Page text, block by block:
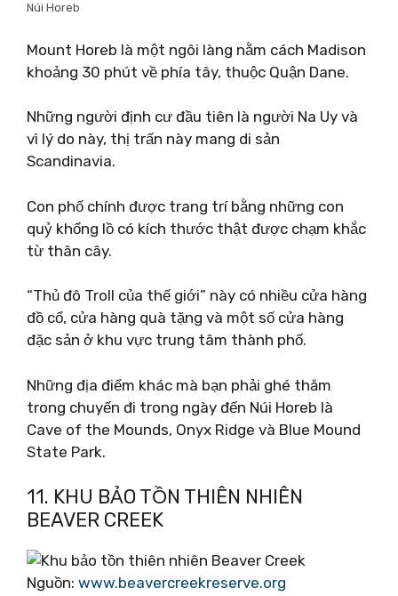
Núi Horeb
Mount Horeb là một ngôi làng nằm cách Madison
khoảng 30 phút về phía tây, thuộc Quận Dane.
Những người định cư đầu tiên là người Na Uy và
vì lý do này, thị trấn này mang di sản
Scandinavia.
Con phố chính được trang trí bằng những con
quỷ khổng lồ có kích thước thật được chạm khắc
từ thân cây.
“Thủ đô Troll của thế giới” này có nhiều cửa hàng
đồ cổ, cửa hàng quà tặng và một số cửa hàng
đặc sản ở khu vực trung tâm thành phố.
Những địa điểm khác mà bạn phải ghé thăm
trong chuyến đi trong ngày đến Núi Horeb là
Cave of the Mounds, Onyx Ridge và Blue Mound
State Park.
11. KHU BẢO TỒN THIÊN NHIÊN
BEAVER CREEK
Nguồn: www.beavercreekreserve.org